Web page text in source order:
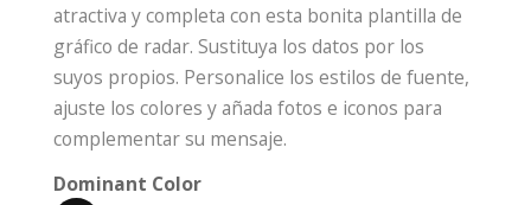
atractiva y completa con esta bonita plantilla de
gráfico de radar. Sustituya los datos por los
suyos propios. Personalice los estilos de fuente,
ajuste los colores y añada fotos e iconos para
complementar su mensaje.
Dominant Color